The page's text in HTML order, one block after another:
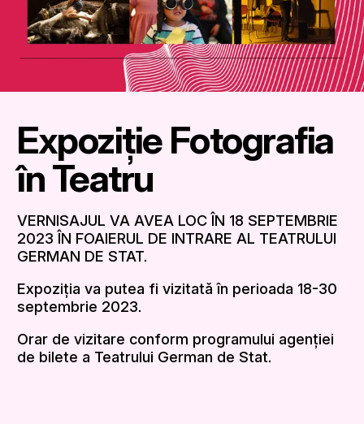
Expoziție Fotografia
în Teatru
VERNISAJUL VA AVEA LOC ÎN 18 SEPTEMBRIE
2023 ÎN FOAIERUL DE INTRARE AL TEATRULUI
GERMAN DE STAT.
Expoziția va putea fi vizitată în perioada 18-30
septembrie 2023.
Orar de vizitare conform programului agenției
de bilete a Teatrului German de Stat.